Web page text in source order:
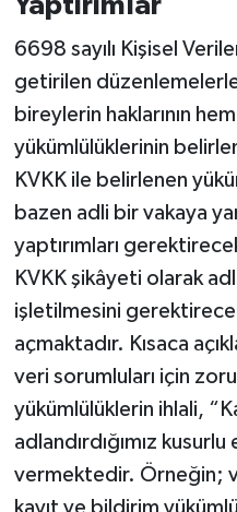
Yaptırımlar
6698 sayılı Kişisel
getirilen
bireylerin haklarının
yükümlülüklerinin
KVKK ile belirlenen
bazen adli bir vakaya
yaptırımları
KVKK şikâyeti olarak
işletilmesini
açmaktadır. Kısaca
veri sorumluları için
yükümlülüklerin ihlali,
adlandırdığımız
vermektedir. Örneğin;
kayıt ve bildirim